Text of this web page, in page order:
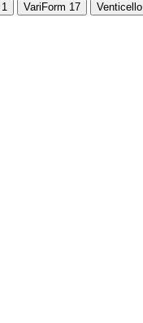
1 VariForm 17 Venticello